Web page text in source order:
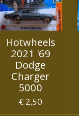
Hotwheels
2021 '69
Dodge
Charger
5000
€ 2,50